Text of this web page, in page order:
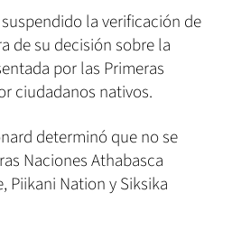
la verificación de
de su decisión sobre la
por las Primeras
ciudadanos nativos.
determinó que no se
Naciones Athabasca
Piikani Nation y Siksika